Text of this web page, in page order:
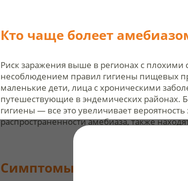
Кто чаще болеет
Риск заражения выше в регионах с
несоблюдением правил гигиены пищевых
маленькие дети, лица с хроническими
путешествующие в эндемических районах.
гигиены — все это увеличивает
распространенности амебиаза, также
Симптомы кишечного